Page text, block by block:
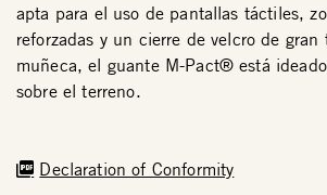
Declaration of Conformity
apta para el uso de pantallas táctiles,
reforzadas y un cierre de velcro de gran
muñeca, el guante M-Pact® está
sobre el terreno.